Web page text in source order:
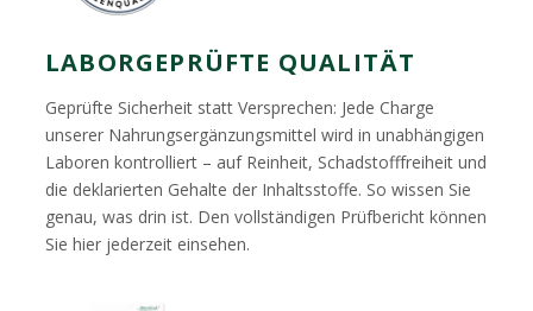
LABORGEPRÜFTE QUALITÄT
Geprüfte Sicherheit statt Versprechen: Jede Charge
unserer Nahrungsergänzungsmittel wird in unabhängigen
Laboren kontrolliert – auf Reinheit, Schadstofffreiheit und
die deklarierten Gehalte der Inhaltsstoffe. So wissen Sie
genau, was drin ist. Den vollständigen Prüfbericht können
Sie hier jederzeit einsehen.